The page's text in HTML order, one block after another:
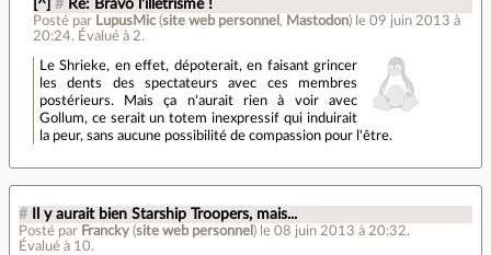
[^] # Re: Bravo l'illetrisme !
Posté par LupusMic(site web personnel , Mastodon) le 09 juin 2013 à
20:24. Évalué à 2.
Le Shrieke, en effet, dépoterait, en faisant grincer
les dents des spectateurs avec ces membres
postérieurs. Mais ça n'aurait rien à voir avec
Gollum, ce serait un totem inexpressif qui induirait
la peur, sans aucune possibilité de compassion pour l'être.
# Il y aurait bien Starship Troopers, mais...
Posté par Francky (site web personnel ) le 08 juin 2013 à 20:32.
Évalué à 10.